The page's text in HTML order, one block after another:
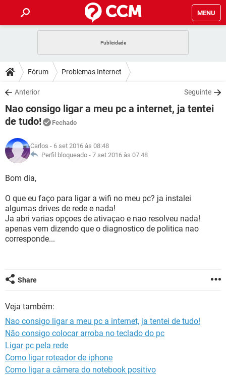
MENU
CELULAR FACEBOOK
OUTLOOK
INSTAGRAM GMAIL
GUIA DE COMPRAS
DICAS
JOGOS WHATSAPP
OUTLOOK
GUIA DE COMPRAS
DOWNLOADS
JOGOS WHATSAPP
CELULAR
OUTLOOK
INSTAGRAM
GUIA DE COMPRAS
FÓRUM
CELULAR FACEBOOK
GUIA DE COMPRAS
GLOSSÁRIO
JOGOS
CELULAR
OUTLOOK EXCEL
INSTAGRAM
GUIA DE COMPRAS
Fórum Problemas Internet
Anterior Seguinte
Nao consigo ligar a meu pc a internet, ja tentei
de tudo!
Fechado
Carlos - 6 set 2016 às 08:48
Perfil bloqueado - 7 set 2016 às 07:48
Bom dia,
O que eu faço para ligar a wifi no meu pc? ja instalei
algumas drives de rede e nada!
Ja abri varias opçoes de ativaçao e nao resolveu nada!
apenas vem dizendo que o diagnostico de politica nao
corresponde...
Share
Veja também:
Nao consigo ligar a meu pc a internet, ja tentei de tudo!
Não consigo colocar arroba no teclado do pc
Ligar pc pela rede
Como ligar roteador de iphone
Como ligar a câmera do notebook positivo